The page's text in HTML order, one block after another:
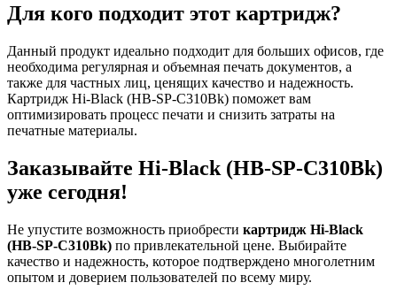
Для кого подходит этот картридж?
Данный продукт идеально подходит для больших офисов, где
необходима регулярная и объемная печать документов, а
также для частных лиц, ценящих качество и надежность.
Картридж Hi-Black (HB-SP-C310Bk) поможет вам
оптимизировать процесс печати и снизить затраты на
печатные материалы.
Заказывайте Hi-Black (HB-SP-C310Bk)
уже сегодня!
Не упустите возможность приобрести картридж Hi-Black
(HB-SP-C310Bk) по привлекательной цене. Выбирайте
качество и надежность, которое подтверждено многолетним
опытом и доверием пользователей по всему миру.